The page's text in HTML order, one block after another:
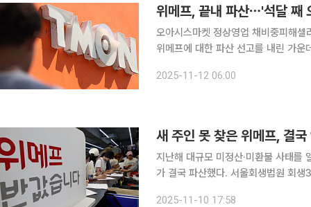
위메프, 끝내 파산⋯'석달 째
오아시스마켓 정상영업 채비중피해셀
위메프에 대한 파산 선고를 내린 가
해가 장기화된 상황에서 티몬이 재오
2025-11-12 06:00
새 주인 못 찾은 위메프, 결
지난해 대규모 미정산·미환불 사태
가 결국 파산했다. 서울회생법원 회생3부(수석부장판사 정준영)는 10일 오후 4시 위메프에 대해 파
2025-11-10 17:58